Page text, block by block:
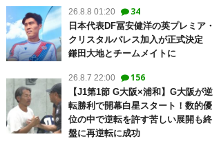
26.8.8 01:20 34
日本代表DF冨安健洋の英プレミア・
クリスタルパレス加入が正式決定
鎌田大地とチームメイトに
26.8.7 22:00 156
【J1第1節 G大阪×浦和】G大阪が逆
転勝利で開幕白星スタート！数的優
位の中で逆転を許す苦しい展開も終
盤に再逆転に成功